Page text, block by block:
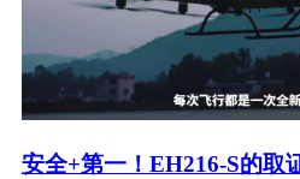
安全+第一！EH216-S的取